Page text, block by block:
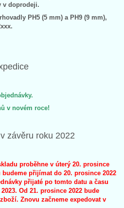
v doprodeji.
PH5 (5 mm) a PH9 (9 mm),
v novém roce!
závěru roku 2022
proběhne v úterý 20. prosince
budeme přijímat do 20. prosince 2022
přijaté po tomto datu a času
Od 21. prosince 2022 bude
Znovu začneme expedovat v